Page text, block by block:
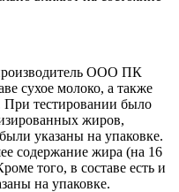
ООО ПК
сухое молоко, а также
При тестировании было
жиров,
указаны на упаковке.
содержание жира (на 16
того, в составе есть и
на упаковке.